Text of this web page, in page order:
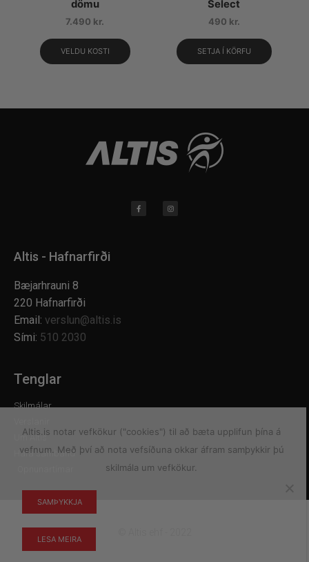
dömu
7.490 kr.
VELDU KOSTI
Select
490 kr.
SETJA Í KÖRFU
Altis - Hafnarfirði
Bæjarhrauni 8
220 Hafnarfirði
Email: verslun@altis.is
Sími: 510 2030
Tenglar
Skilmálar
Um Altis
Hafa samband
Altis.is notar vefkökur ("cookies") til að bæta upplifun þína á
vefnum. Með því að nota vefsíðuna okkar áfram samþykkir þú
skilmála um vefkökur.
SAMÞYKKJA
LESA MEIRA